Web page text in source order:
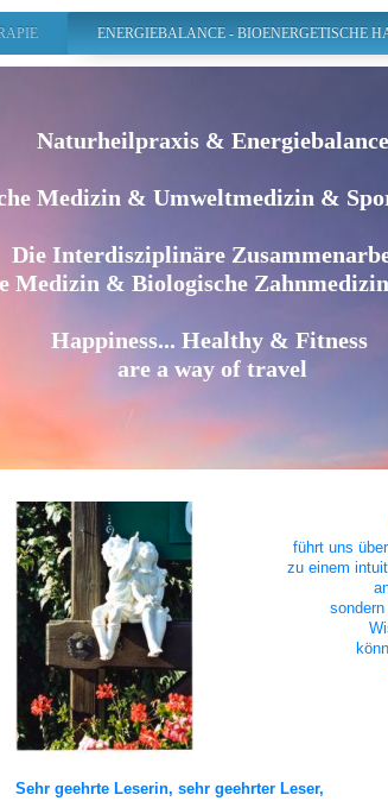
ENERGIEBALANCE - BIOENERGETISCHE
Naturheilpraxis & Energiebalance
Medizin & Umweltmedizin &
Die Interdisziplinäre
Medizin & Biologische
Happiness... Healthy & Fitness
are a way of travel
führt uns
zu einem
Sehr geehrte Leserin, sehr geehrter Leser,